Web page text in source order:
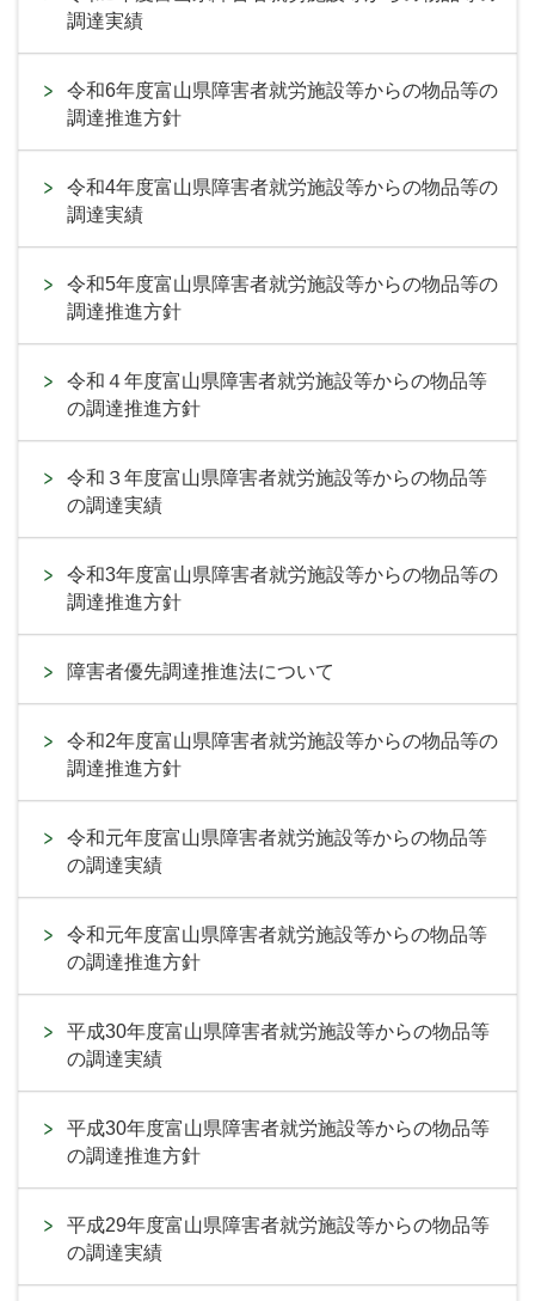
調達実績
令和6年度富山県障害者就労施設等からの物品等の
調達推進方針
令和4年度富山県障害者就労施設等からの物品等の
調達実績
令和5年度富山県障害者就労施設等からの物品等の
調達推進方針
令和４年度富山県障害者就労施設等からの物品等
の調達推進方針
令和３年度富山県障害者就労施設等からの物品等
の調達実績
令和3年度富山県障害者就労施設等からの物品等の
調達推進方針
障害者優先調達推進法について
令和2年度富山県障害者就労施設等からの物品等の
調達推進方針
令和元年度富山県障害者就労施設等からの物品等
の調達実績
令和元年度富山県障害者就労施設等からの物品等
の調達推進方針
平成30年度富山県障害者就労施設等からの物品等
の調達実績
平成30年度富山県障害者就労施設等からの物品等
の調達推進方針
平成29年度富山県障害者就労施設等からの物品等
の調達実績